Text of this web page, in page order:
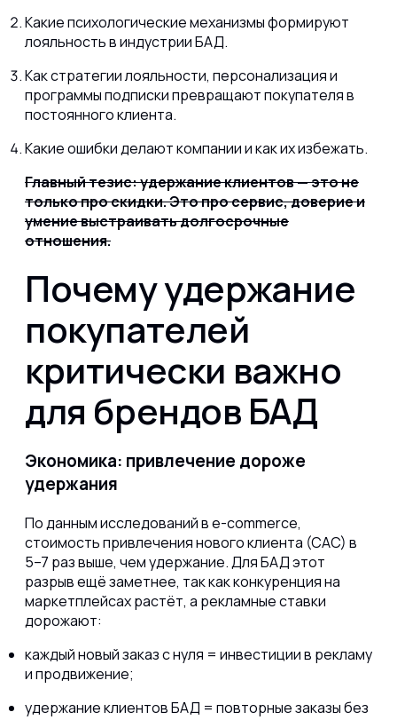
Какие психологические механизмы формируют
лояльность в индустрии БАД.
Как стратегии лояльности, персонализация и
программы подписки превращают покупателя в
постоянного клиента.
Какие ошибки делают компании и как их избежать.
Главный тезис: удержание клиентов — это не
только про скидки. Это про сервис, доверие и
умение выстраивать долгосрочные
отношения.
Почему удержание
покупателей
критически важно
для брендов БАД
Экономика: привлечение дороже
удержания
По данным исследований в e-commerce,
стоимость привлечения нового клиента (CAC) в
5–7 раз выше, чем удержание. Для БАД этот
разрыв ещё заметнее, так как конкуренция на
маркетплейсах растёт, а рекламные ставки
дорожают:
каждый новый заказ с нуля = инвестиции в рекламу
и продвижение;
удержание клиентов БАД = повторные заказы без